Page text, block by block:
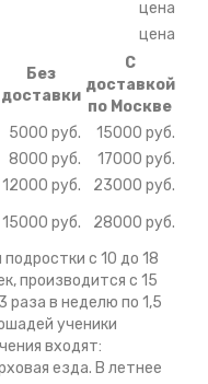
цена
цена
Без
доставки
С
доставкой
по Москве
5000 руб.
15000 руб.
8000 руб.
17000 руб.
12000 руб.
23000 руб.
15000 руб.
28000 руб.
с 10 до 18
производится с 15
раза в неделю по 1,5
ученики
входят:
езда. В летнее